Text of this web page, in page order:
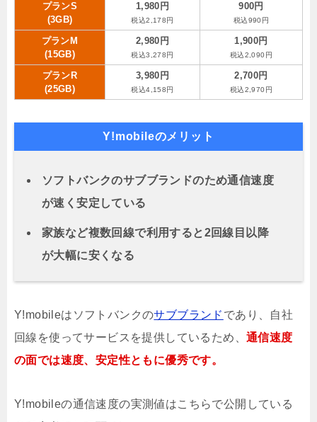
プランS
(3GB)
1,980円
税込2,178円
900円
税込990円
プランM
(15GB)
2,980円
税込3,278円
1,900円
税込2,090円
プランR
(25GB)
3,980円
税込4,158円
2,700円
税込2,970円
Y!mobileのメリット
ソフトバンクのサブブランドのため通信速度
が速く安定している
家族など複数回線で利用すると2回線目以降
が大幅に安くなる
Y!mobileはソフトバンクのサブブランド であり、自社
回線を使ってサービスを提供しているため、 通信速度
の面では速度、安定性ともに優秀です。
Y!mobileの通信速度の実測値はこちらで公開している